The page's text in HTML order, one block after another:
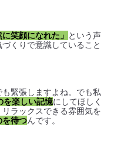
笑顔になれた」 という声
くりで意識していること
緊張しますよね。でも私
を楽しい記憶にしてほしく
ラックスできる雰囲気を
を待つんです。